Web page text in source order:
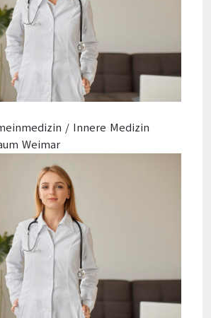
/ Innere Medizin
Weimar